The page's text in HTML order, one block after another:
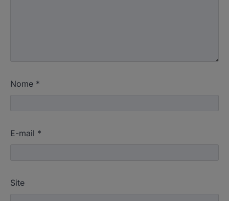
Nome *
E-mail *
Site